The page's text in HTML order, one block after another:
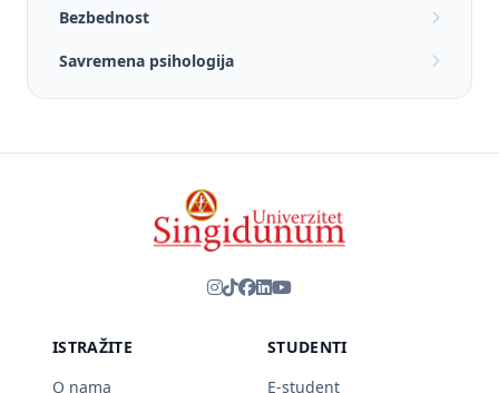
Bezbednost
Savremena psihologija
ISTRAŽITE
O nama
STUDENTI
E-student